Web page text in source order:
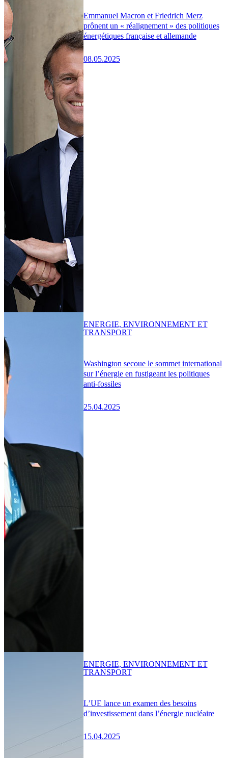
Emmanuel Macron et Friedrich Merz
prônent un « réalignement » des politiques
énergétiques française et allemande
08.05.2025
Washington secoue le sommet international
sur l’énergie en fustigeant les politiques
anti-fossiles
25.04.2025
ENERGIE, ENVIRONNEMENT ET
TRANSPORT
L’UE lance un examen des besoins
d’investissement dans l’énergie nucléaire
15.04.2025
ENERGIE, ENVIRONNEMENT ET
TRANSPORT